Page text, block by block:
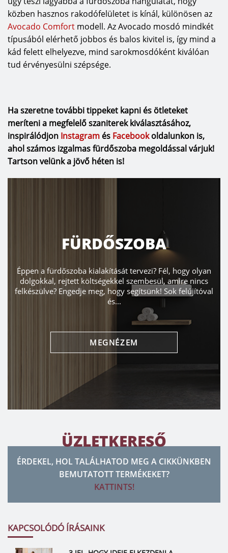
közben hasznos rakodófelületet is kínál, különösen az
Avocado Comfort modell. Az Avocado mosdó mindkét
típusából elérhető jobbos és balos kivitel is, így mind a
kád felett elhelyezve, mind sarokmosdóként kiválóan
tud érvényesülni szépsége.
Ha szeretne további tippeket kapni és ötleteket
meríteni a megfelelő szaniterek kiválasztásához,
inspirálódjon Instagram és Facebookoldalunkon is,
ahol számos izgalmas fürdőszoba megoldással várjuk!
Tartson velünk a jövő héten is!
FÜRDŐSZOBA
Éppen a fürdőszoba kialakítását tervezi? Fél, hogy olyan
dolgokkal, rejtett költségekkel szembesül, amire nincs
felkészülve? Engedje meg, hogy segítsünk! Sok felújítóval
és...
MEGNÉZEM
ÜZLETKERESŐ
ÉRDEKEL, HOL TALÁLHATOD MEG A CIKKÜNKBEN
BEMUTATOTT TERMÉKEKET?
KATTINTS!
KAPCSOLÓDÓ ÍRÁSAINK